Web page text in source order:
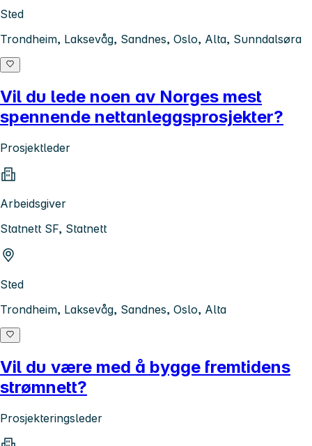
Sted
Trondheim, Laksevåg, Sandnes, Oslo, Alta, Sunndalsøra
Vil du lede noen av Norges mest
spennende nettanleggsprosjekter?
Prosjektleder
Arbeidsgiver
Statnett SF, Statnett
Sted
Trondheim, Laksevåg, Sandnes, Oslo, Alta
Vil du være med å bygge fremtidens
strømnett?
Prosjekteringsleder